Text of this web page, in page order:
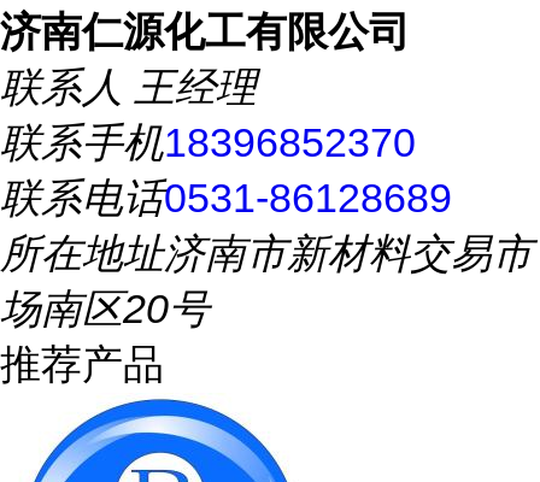
济南仁源化工有限公司
联系人 王经理
联系手机18396852370
联系电话0531-86128689
所在地址济南市新材料交易市
场南区20号
推荐产品